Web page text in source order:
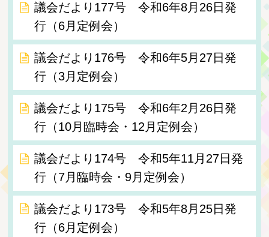
議会だより177号 令和6年8月26日発
行（6月定例会）
議会だより176号 令和6年5月27日発
行（3月定例会）
議会だより175号 令和6年2月26日発
行（10月臨時会・12月定例会）
議会だより174号 令和5年11月27日発
行（7月臨時会・9月定例会）
議会だより173号 令和5年8月25日発
行（6月定例会）